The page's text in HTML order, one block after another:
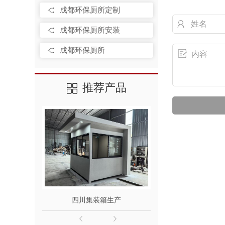
成都环保厕所定制
成都环保厕所安装
成都环保厕所
推荐产品
四川集装箱生产